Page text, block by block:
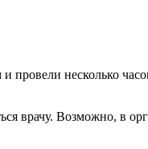
провели несколько
врачу. Возможно, в